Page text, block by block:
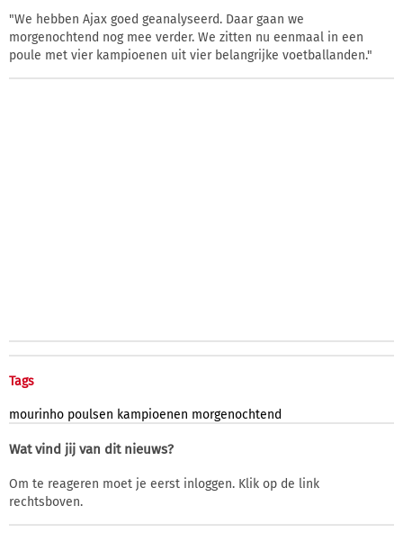
"We hebben Ajax goed geanalyseerd. Daar gaan we
morgenochtend nog mee verder. We zitten nu eenmaal in een
poule met vier kampioenen uit vier belangrijke voetballanden."
Tags
mourinho poulsen kampioenen morgenochtend
Wat vind jij van dit nieuws?
Om te reageren moet je eerst inloggen. Klik op de link
rechtsboven.